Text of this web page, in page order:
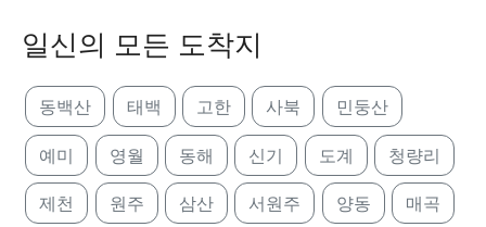
일신의 모든 도착지
동백산 태백 고한 사북 민둥산
예미 영월 동해 신기 도계 청량리
제천 원주 삼산 서원주 양동 매곡